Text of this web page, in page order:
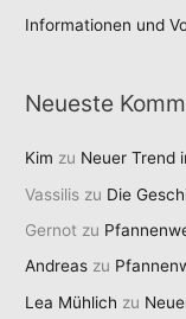
Informationen und
Neueste
Kim zu Neuer Trend
Vassilis zu Die
Gernot zu
Andreas zu
Lea Mühlich zu